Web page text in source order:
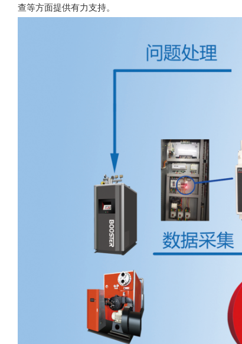
查等方面提供有力支持。